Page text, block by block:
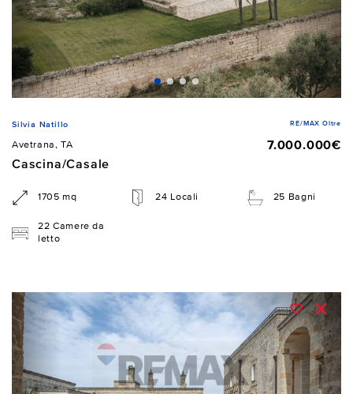
Silvia Natillo RE/MAX Oltre
Avetrana, TA
7.000.000€
Cascina/Casale
1705 mq 24 Locali 25 Bagni
22 Camere da
letto